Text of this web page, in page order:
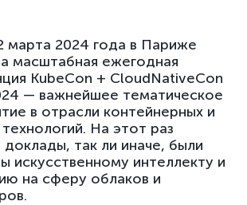
марта 2024 года в Париже
масштабная ежегодная
KubeCon + CloudNativeCon
— важнейшее тематическое
в отрасли контейнерных и
На этот раз
так ли иначе, были
искусственному интеллекту и
на сферу облаков и